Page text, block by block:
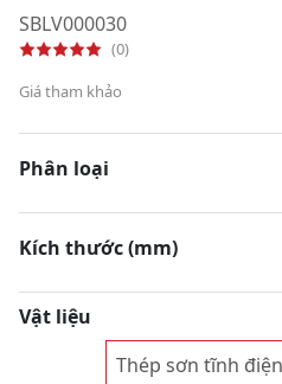
SBLV000030
(0)
Giá tham khảo
Phân loại
Kích thước (mm)
Vật liệu
Thép sơn tĩnh